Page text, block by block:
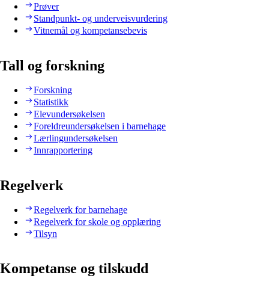
Prøver
Standpunkt- og underveisvurdering
Vitnemål og kompetansebevis
Tall og forskning
Forskning
Statistikk
Elevundersøkelsen
Foreldreundersøkelsen i barnehage
Lærlingundersøkelsen
Innrapportering
Regelverk
Regelverk for barnehage
Regelverk for skole og opplæring
Tilsyn
Kompetanse og tilskudd